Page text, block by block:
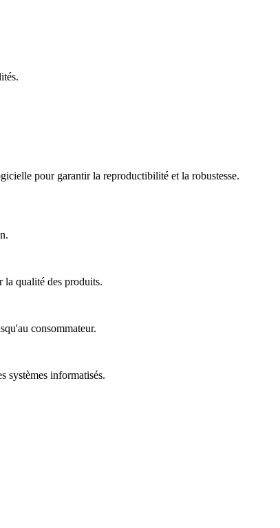
pour garantir la reproductibilité et la robustesse.
la qualité des produits.
consommateur.
systèmes informatisés.